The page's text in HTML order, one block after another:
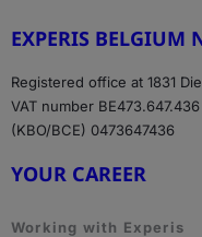
EXPERIS BELGIUM
Registered office at 1831
VAT number BE473.647.436
(KBO/BCE) 0473647436
YOUR CAREER
Working with Experis